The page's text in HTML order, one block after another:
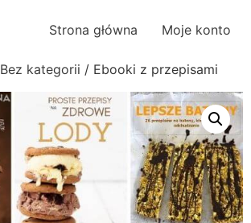
Strona główna Moje konto
Bez kategorii / Ebooki z przepisami